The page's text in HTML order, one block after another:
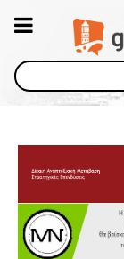
Αναζήτηση